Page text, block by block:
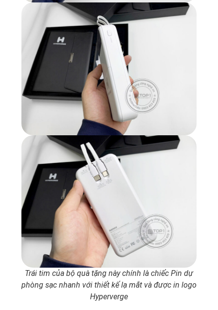
Trái tim của bộ quà tặng này chính là chiếc Pin dự
phòng sạc nhanh với thiết kế lạ mắt và được in logo
Hyperverge